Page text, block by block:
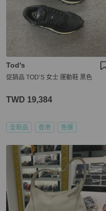
Tod's
促銷品 TOD’S 女士 運動鞋 黑色
TWD 19,384
全新品 香港 免運